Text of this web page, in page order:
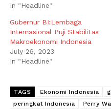
In "Headline"
Gubernur BI:Lembaga
Internasional Puji Stabilitas
Makroekonomi Indonesia
July 26, 2023
In "Headline"
TAGS Ekonomi Indonesia
peringkat Indonesia
Perry